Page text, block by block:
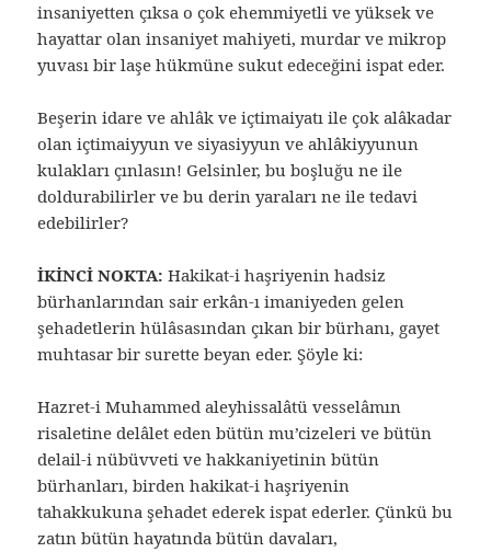
insaniyetten çıksa o çok ehemmiyetli ve yüksek ve
hayattar olan insaniyet mahiyeti, murdar ve mikrop
yuvası bir laşe hükmüne sukut edeceğini ispat eder.
Beşerin idare ve ahlâk ve içtimaiyatı ile çok alâkadar
olan içtimaiyyun ve siyasiyyun ve ahlâkiyyunun
kulakları çınlasın! Gelsinler, bu boşluğu ne ile
doldurabilirler ve bu derin yaraları ne ile tedavi
edebilirler?
İKİNCİ NOKTA: Hakikat-i haşriyenin hadsiz
bürhanlarından sair erkân-ı imaniyeden gelen
şehadetlerin hülâsasından çıkan bir bürhanı, gayet
muhtasar bir surette beyan eder. Şöyle ki:
Hazret-i Muhammed aleyhissalâtü vesselâmın
risaletine delâlet eden bütün mu’cizeleri ve bütün
delail-i nübüvveti ve hakkaniyetinin bütün
bürhanları, birden hakikat-i haşriyenin
tahakkukuna şehadet ederek ispat ederler. Çünkü bu
zatın bütün hayatında bütün davaları,